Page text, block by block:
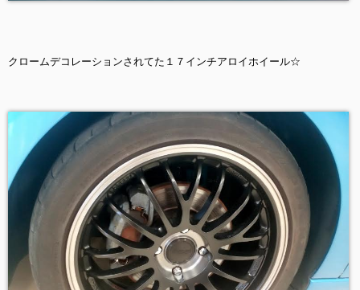
クロームデコレーションされてた１７インチアロイホイール☆